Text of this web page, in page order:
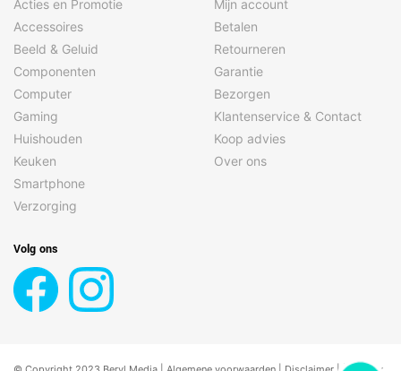
Acties en Promotie
Accessoires
Beeld & Geluid
Componenten
Computer
Gaming
Huishouden
Keuken
Smartphone
Verzorging
Mijn account
Betalen
Retourneren
Garantie
Bezorgen
Klantenservice & Contact
Koop advies
Over ons
Volg ons